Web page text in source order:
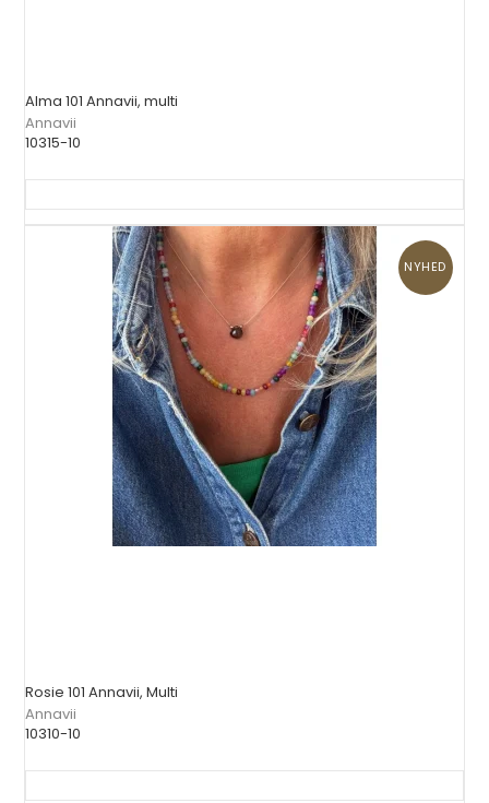
Alma 101 Annavii, multi
Annavii
10315-10
NYHED
Rosie 101 Annavii, Multi
Annavii
10310-10